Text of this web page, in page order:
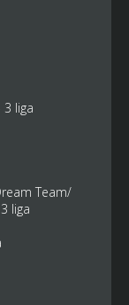
liga
Team/
liga